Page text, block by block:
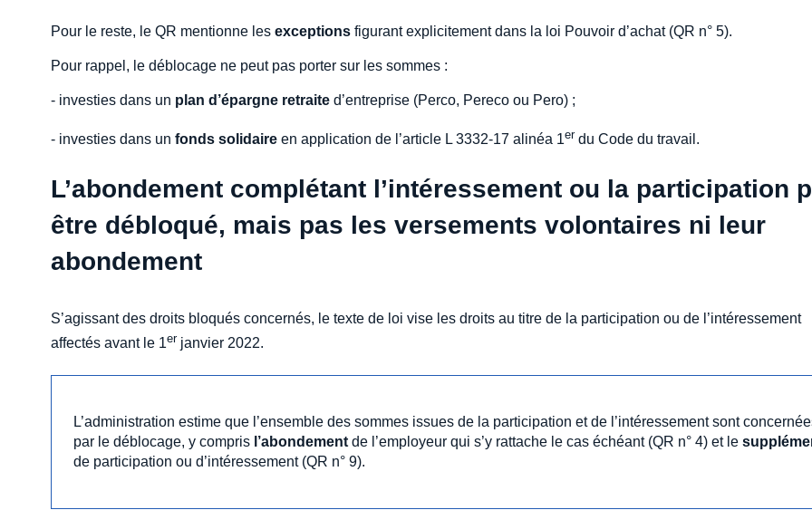
Pour le reste, le QR mentionne les exceptions figurant explicitement dans la loi Pouvoir d’achat (QR n° 5).
Pour rappel, le déblocage ne peut pas porter sur les sommes :
- investies dans un plan d’épargne retraite d’entreprise (Perco, Pereco ou Pero) ;
- investies dans un fonds solidaire en application de l’article L 3332-17 alinéa 1er du Code du travail.
L’abondement complétant l’intéressement ou la participation
être débloqué, mais pas les versements volontaires ni leur
abondement
S’agissant des droits bloqués concernés, le texte de loi vise les droits au titre de la participation ou de l’intéressement
affectés avant le 1er janvier 2022.
L’administration estime que l’ensemble des sommes issues de la participation et de l’intéressement sont
par le déblocage, y compris l’abondement de l’employeur qui s’y rattache le cas échéant (QR n° 4) et le
de participation ou d’intéressement (QR n° 9).